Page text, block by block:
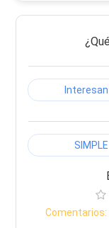
SIMPLE
Comentarios: